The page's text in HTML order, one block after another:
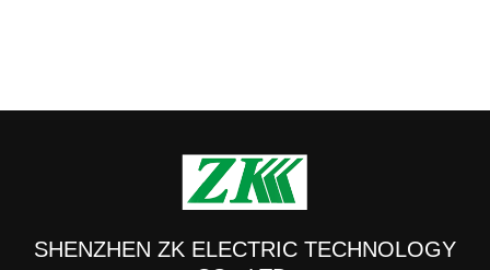
SHENZHEN ZK ELECTRIC TECHNOLOGY